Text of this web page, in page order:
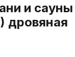
и сауны
дровяная